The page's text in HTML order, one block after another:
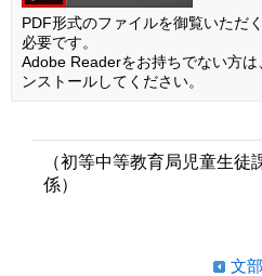
PDF形式のファイルを御覧いただ
必要です。
Adobe Readerをお持ちでない方
ンストールしてください。
（初等中等教育局児童生
係）
文